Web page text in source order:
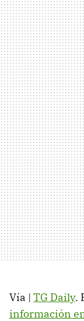
Vía | TG Daily.
información